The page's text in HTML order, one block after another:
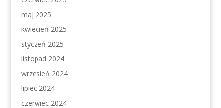
maj 2025
kwiecień 2025
styczeń 2025
listopad 2024
wrzesień 2024
lipiec 2024
czerwiec 2024